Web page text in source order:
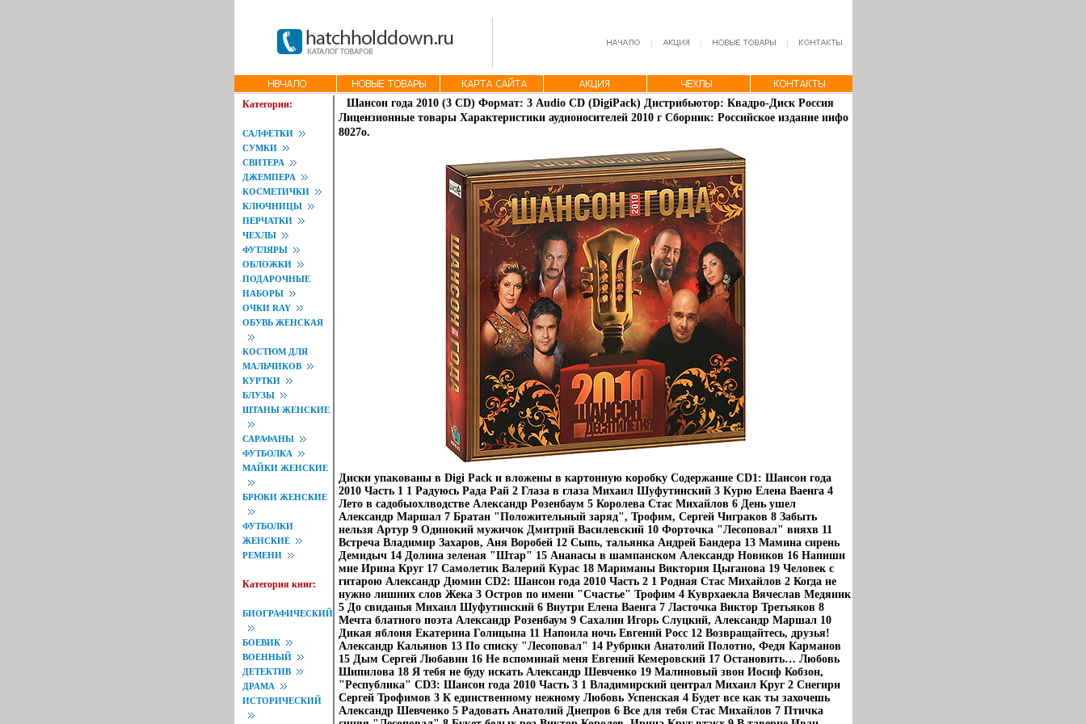
Категории:
САЛФЕТКИ
СУМКИ
СВИТЕРА
ДЖЕМПЕРА
КОСМЕТИЧКИ
КЛЮЧНИЦЫ
ПЕРЧАТКИ
ЧЕХЛЫ
ФУТЛЯРЫ
ОБЛОЖКИ
ПОДАРОЧНЫЕ
НАБОРЫ
ОЧКИ RAY
ОБУВЬ ЖЕНСКАЯ
КОСТЮМ ДЛЯ
МАЛЬЧИКОВ
КУРТКИ
БЛУЗЫ
ШТАНЫ ЖЕНСКИЕ
САРАФАНЫ
ФУТБОЛКА
МАЙКИ ЖЕНСКИЕ
БРЮКИ ЖЕНСКИЕ
ФУТБОЛКИ
ЖЕНСКИЕ
РЕМЕНИ
Категория книг:
БИОГРАФИЧЕСКИЙ
БОЕВИК
ВОЕННЫЙ
ДЕТЕКТИВ
ДРАМА
ИСТОРИЧЕСКИЙ
Шансон года 2010 (3 CD) Формат: 3 Audio CD (DigiPack) Дистрибьютор: Квадро-Диск Россия
Лицензионные товары Характеристики аудионосителей 2010 г Сборник: Российское издание инфо
8027o.
Диски упакованы в Digi Pack и вложены в картонную коробку Содержание CD1: Шансон года
2010 Часть 1 1 Радуюсь Рада Рай 2 Глаза в глаза Михаил Шуфутинский 3 Курю Елена Ваенга 4
Лето в садобыохлводстве Александр Розенбаум 5 Королева Стас Михайлов 6 День ушел
Александр Маршал 7 Братан "Положительный заряд", Трофим, Сергей Чиграков 8 Забыть
нельзя Артур 9 Одинокий мужичок Дмитрий Василевский 10 Форточка "Лесоповал" вияхв 11
Встреча Владимир Захаров, Аня Воробей 12 Сыпь, тальянка Андрей Бандера 13 Мамина сирень
Демидыч 14 Долина зеленая "Штар" 15 Ананасы в шампанском Александр Новиков 16 Напиши
мне Ирина Круг 17 Самолетик Валерий Курас 18 Мариманы Виктория Цыганова 19 Человек с
гитарою Александр Дюмин CD2: Шансон года 2010 Часть 2 1 Родная Стас Михайлов 2 Когда не
нужно лишних слов Жека 3 Остров по имени "Счастье" Трофим 4 Куврхаекла Вячеслав Медяник
5 До свиданья Михаил Шуфутинский 6 Внутри Елена Ваенга 7 Ласточка Виктор Третьяков 8
Мечта блатного поэта Александр Розенбаум 9 Сахалин Игорь Слуцкий, Александр Маршал 10
Дикая яблоня Екатерина Голицына 11 Напоила ночь Евгений Росс 12 Возвращайтесь, друзья!
Александр Кальянов 13 По списку "Лесоповал" 14 Рубрики Анатолий Полотно, Федя Карманов
15 Дым Сергей Любавин 16 Не вспоминай меня Евгений Кемеровский 17 Остановить… Любовь
Шипилова 18 Я тебя не буду искать Александр Шевченко 19 Малиновый звон Иосиф Кобзон,
"Республика" CD3: Шансон года 2010 Часть 3 1 Владимирский централ Михаил Круг 2 Снегири
Сергей Трофимов 3 К единственному нежному Любовь Успенская 4 Будет все как ты захочешь
Александр Шевченко 5 Радовать Анатолий Днепров 6 Все для тебя Стас Михайлов 7 Птичка